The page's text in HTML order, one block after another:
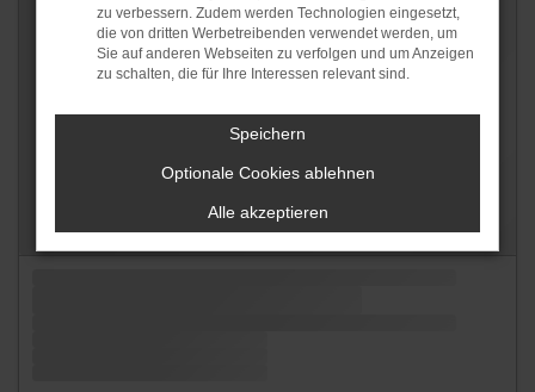
zu verbessern. Zudem werden Technologien eingesetzt,
die von dritten Werbetreibenden verwendet werden, um
Sie auf anderen Webseiten zu verfolgen und um Anzeigen
zu schalten, die für Ihre Interessen relevant sind.
Speichern
Optionale Cookies ablehnen
Alle akzeptieren